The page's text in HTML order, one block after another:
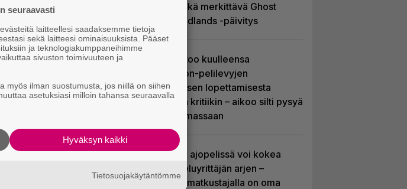
Soldier sekä merkittävä Ghost
Recon Wildlands -päivitys
4
Sony kertoo kuulleensa
PlayStation-pelilevyjen
valmistuksen lopettamisesta
nousseen kritiikin – aikoo silti pysyä
suunnitelmassaan
5
Tulevassa ajopelissä voi kokea
kyytipalveluyrittäjän arjen –
jokaisella matkustajalla on oma
seuraavasti
laitteellesi saadaksemme tietoja
sekä laitteesi ominaisuuksista. Pääset
ja teknologiakumppaneihimme
sivuston toimivuuteen ja
myös ilman suostumusta, jos niillä on siihen
asetuksiasi milloin tahansa seuraavalla
Hyväksyn kaikki
Tietosuojakäytäntömme